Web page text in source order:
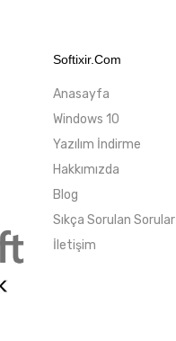
Softixir.com
Anasayfa
Windows 10
Yazılım İndirme
Hakkımızda
Blog
Sıkça Sorulan Sorular
İletişim